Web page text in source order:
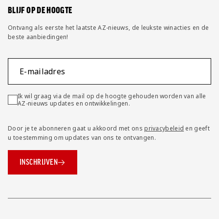
BLIJF OP DE HOOGTE
Ontvang als eerste het laatste AZ-nieuws, de leukste winacties en de
beste aanbiedingen!
E-mailadres
Ik wil graag via de mail op de hoogte gehouden worden van alle
AZ-nieuws updates en ontwikkelingen.
Door je te abonneren gaat u akkoord met onsprivacybeleid en geeft
u toestemming om updates van ons te ontvangen.
INSCHRIJVEN